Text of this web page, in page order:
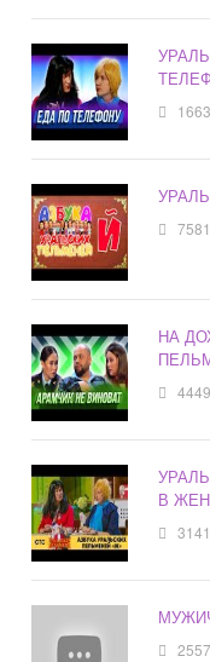
1663
7581
НА
4449
В
3141
2557